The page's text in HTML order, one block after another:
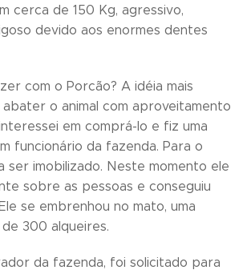
cerca de 150 Kg, agressivo,
devido aos enormes dentes
com o Porcão? A idéia mais
o animal com aproveitamento
em comprá-lo e fiz uma
funcionário da fazenda. Para o
ser imobilizado. Neste momento ele
sobre as pessoas e conseguiu
se embrenhou no mato, uma
300 alqueires.
da fazenda, foi solicitado para